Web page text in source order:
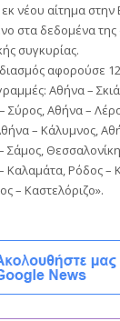
νέου αίτημα στην
στα δεδομένα της
συγκυρίας.
αφορούσε
Αθήνα –
Σύρος, Αθήνα –
– Κάλυμνος,
Σάμος, Θεσσαλονίκη
Καλαμάτα, Ρόδος –
– Καστελόριζο».